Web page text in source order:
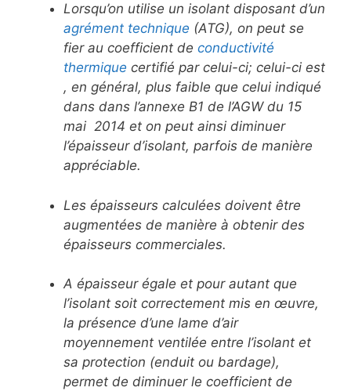
Lorsqu’on utilise un isolant disposant d’un
agrément technique (ATG), on peut se
fier au coefficient de conductivité
thermique certifié par celui-ci; celui-ci est
, en général, plus faible que celui indiqué
dans dans l’annexe B1 de l’AGW du 15
mai 2014 et on peut ainsi diminuer
l’épaisseur d’isolant, parfois de manière
appréciable.
Les épaisseurs calculées doivent être
augmentées de manière à obtenir des
épaisseurs commerciales.
A épaisseur égale et pour autant que
l’isolant soit correctement mis en œuvre,
la présence d’une lame d’air
moyennement ventilée entre l’isolant et
sa protection (enduit ou bardage),
permet de diminuer le coefficient de